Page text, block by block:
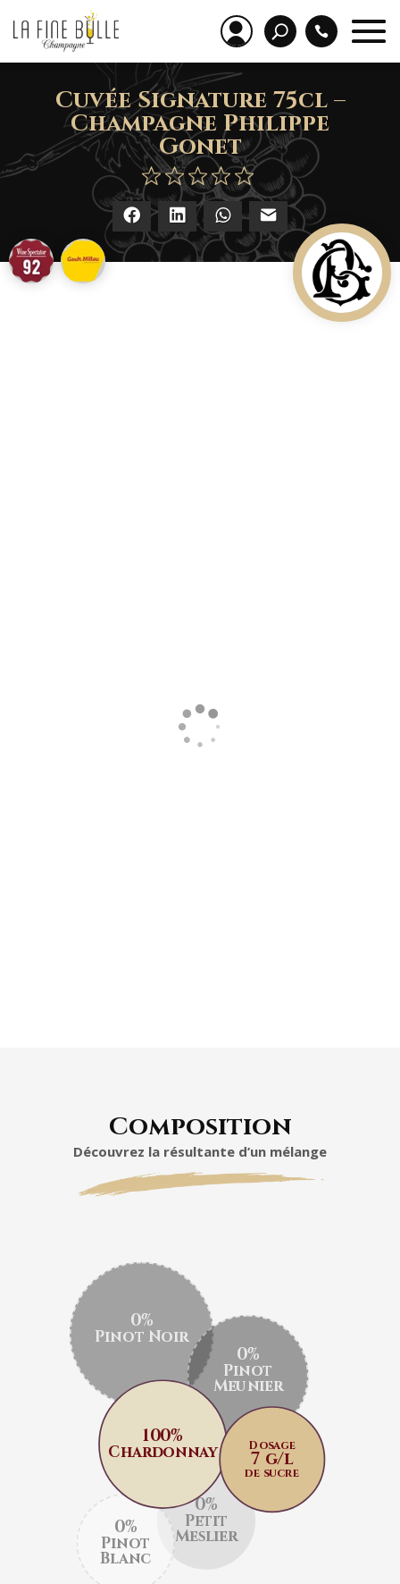
Cuvée Signature 75cl –
Champagne Philippe
Gonet
Facebook LinkedIn WhatsApp E-mail
Composition
Découvrez la résultante d’un mélange
0%
Pinot Noir
0%
Pinot
Meunier
Dosage
7 g/l
de sucre
100%
Chardonnay
0%
Petit
Meslier
0%
Pinot
Blanc